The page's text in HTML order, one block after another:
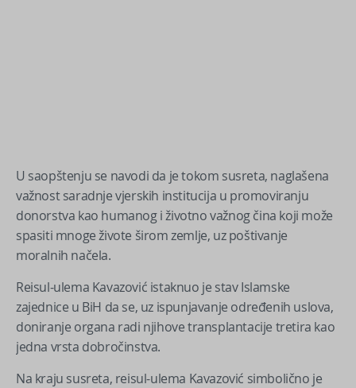
U saopštenju se navodi da je tokom susreta, naglašena
važnost saradnje vjerskih institucija u promoviranju
donorstva kao humanog i životno važnog čina koji može
spasiti mnoge živote širom zemlje, uz poštivanje
moralnih načela.
Reisul-ulema Kavazović istaknuo je stav Islamske
zajednice u BiH da se, uz ispunjavanje određenih uslova,
doniranje organa radi njihove transplantacije tretira kao
jedna vrsta dobročinstva.
Na kraju susreta, reisul-ulema Kavazović simbolično je